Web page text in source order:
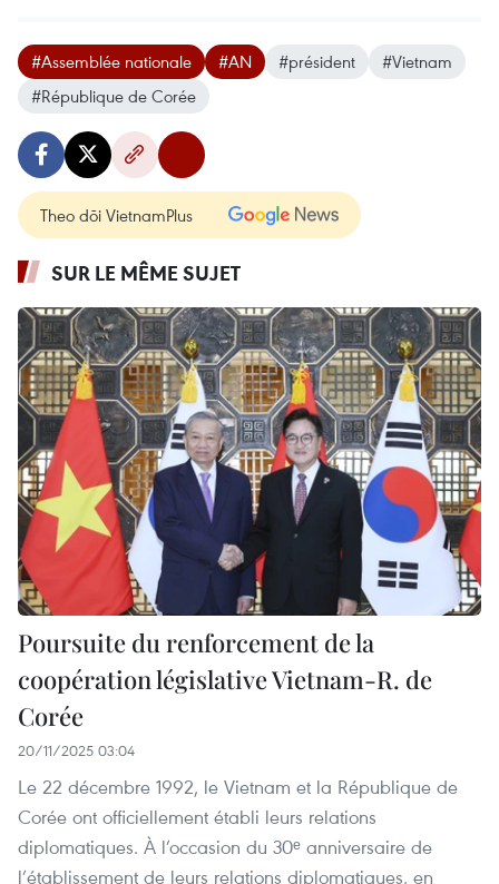
#Assemblée nationale #AN #président
#Vietnam
#République de Corée
Theo dõi VietnamPlus
SUR LE MÊME SUJET
Poursuite du renforcement de la
coopération législative Vietnam-R. de
Corée
20/11/2025 03:04
Le 22 décembre 1992, le Vietnam et la République de
Corée ont officiellement établi leurs relations
diplomatiques. À l’occasion du 30ᵉ anniversaire de
l’établissement de leurs relations diplomatiques, en